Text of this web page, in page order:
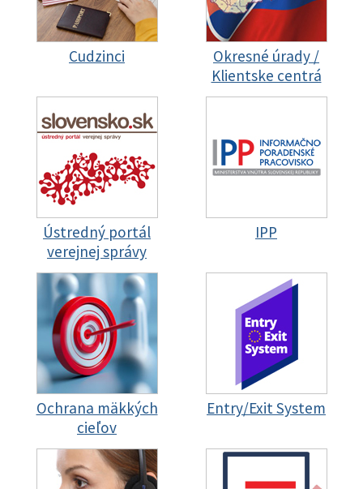
Cudzinci
Okresné úrady /
Klientske centrá
Ústredný portál
verejnej správy
IPP
Ochrana mäkkých
cieľov
Entry/Exit System